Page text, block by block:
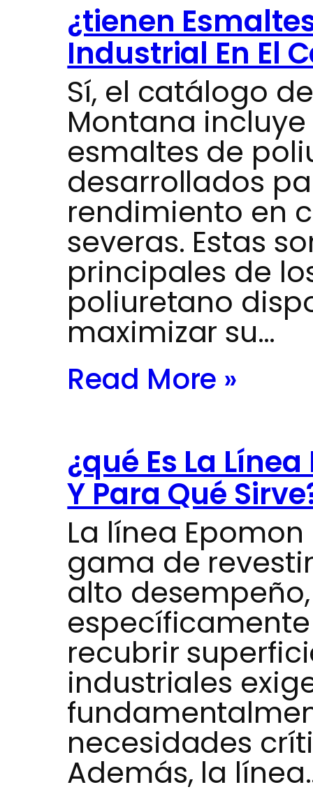
¿tienen
Industrial En El
Sí, el catálogo
Montana
esmaltes de
desarrollados
rendimiento en
severas. Estas
principales de
poliuretano
maximizar su…
Read More »
¿qué Es La
Y Para Qué
La línea
gama de
alto
recubrir
industriales
necesidades
Además, la